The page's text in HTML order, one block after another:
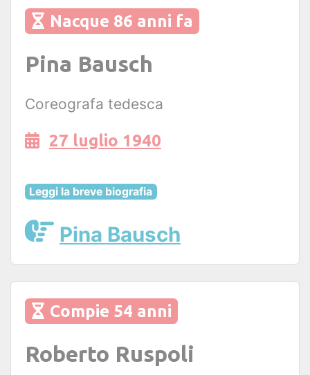
Nacque 86 anni fa
Pina Bausch
Coreografa tedesca
27 luglio 1940
Leggi la breve biografia
Pina Bausch
Compie 54 anni
Roberto Ruspoli